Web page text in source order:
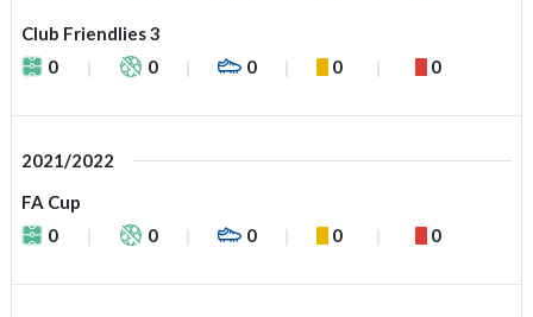
Club Friendlies 3
0
0 0 0 0
2021/2022
FA Cup
0
0 0 0 0